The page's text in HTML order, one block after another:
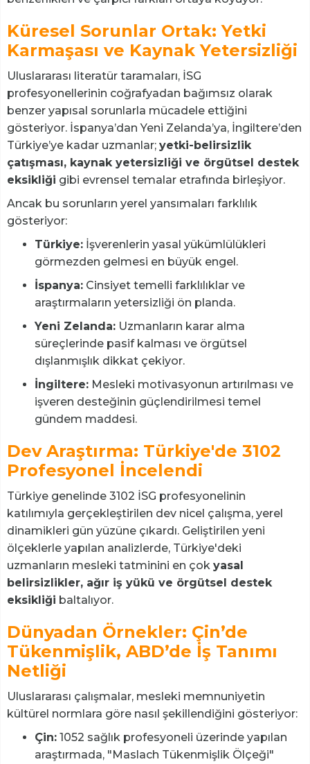
Küresel Sorunlar Ortak: Yetki
Karmaşası ve Kaynak Yetersizliği
Uluslararası literatür taramaları, İSG
profesyonellerinin coğrafyadan bağımsız olarak
benzer yapısal sorunlarla mücadele ettiğini
gösteriyor. İspanya’dan Yeni Zelanda’ya, İngiltere’den
Türkiye’ye kadar uzmanlar; yetki-belirsizlik
çatışması, kaynak yetersizliği ve örgütsel destek
eksikliği gibi evrensel temalar etrafında birleşiyor.
Ancak bu sorunların yerel yansımaları farklılık
gösteriyor:
Türkiye: İşverenlerin yasal yükümlülükleri
görmezden gelmesi en büyük engel.
İspanya: Cinsiyet temelli farklılıklar ve
araştırmaların yetersizliği ön planda.
Yeni Zelanda: Uzmanların karar alma
süreçlerinde pasif kalması ve örgütsel
dışlanmışlık dikkat çekiyor.
İngiltere: Mesleki motivasyonun artırılması ve
işveren desteğinin güçlendirilmesi temel
gündem maddesi.
Dev Araştırma: Türkiye'de 3102
Profesyonel İncelendi
Türkiye genelinde 3102 İSG profesyonelinin
katılımıyla gerçekleştirilen dev nicel çalışma, yerel
dinamikleri gün yüzüne çıkardı. Geliştirilen yeni
ölçeklerle yapılan analizlerde, Türkiye'deki
uzmanların mesleki tatminini en çok yasal
belirsizlikler, ağır iş yükü ve örgütsel destek
eksikliği baltalıyor.
Dünyadan Örnekler: Çin’de
Tükenmişlik, ABD’de İş Tanımı
Netliği
Uluslararası çalışmalar, mesleki memnuniyetin
kültürel normlara göre nasıl şekillendiğini gösteriyor:
Çin: 1052 sağlık profesyoneli üzerinde yapılan
araştırmada, "Maslach Tükenmişlik Ölçeği"